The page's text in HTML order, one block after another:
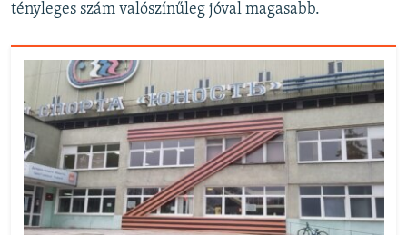
tényleges szám valószínűleg jóval magasabb.